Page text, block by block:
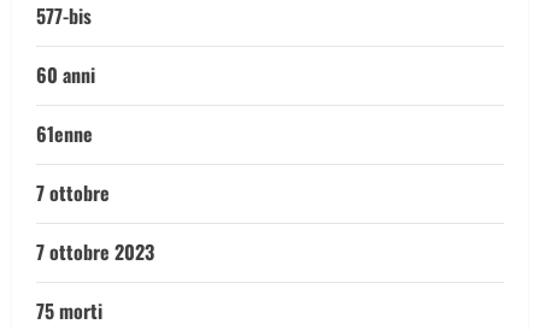
577-bis
60 anni
61enne
7 ottobre
7 ottobre 2023
75 morti